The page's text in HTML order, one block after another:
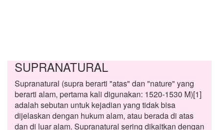
SUPRANATURAL
Supranatural (supra berarti "atas" dan "nature" yang
berarti alam, pertama kali digunakan: 1520-1530 M)[1]
adalah sebutan untuk kejadian yang tidak bisa
dijelaskan dengan hukum alam, atau berada di atas
dan di luar alam. Supranatural sering dikaitkan dengan